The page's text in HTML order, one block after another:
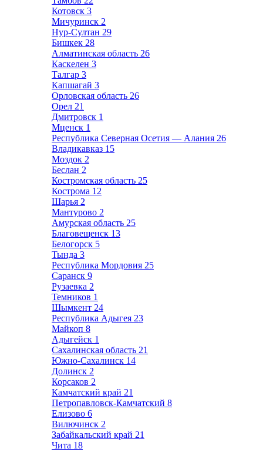
Котовск 3
Мичуринск 2
Нур-Султан 29
Бишкек 28
Алматинская область 26
Каскелен 3
Талгар 3
Капшагай 3
Орловская область 26
Орел 21
Дмитровск 1
Мценск 1
Республика Северная Осетия — Алания 26
Владикавказ 15
Моздок 2
Беслан 2
Костромская область 25
Кострома 12
Шарья 2
Мантурово 2
Амурская область 25
Благовещенск 13
Белогорск 5
Тында 3
Республика Мордовия 25
Саранск 9
Рузаевка 2
Темников 1
Шымкент 24
Республика Адыгея 23
Майкоп 8
Адыгейск 1
Сахалинская область 21
Южно-Сахалинск 14
Долинск 2
Корсаков 2
Камчатский край 21
Петропавловск-Камчатский 8
Елизово 6
Вилючинск 2
Забайкальский край 21
Чита 18